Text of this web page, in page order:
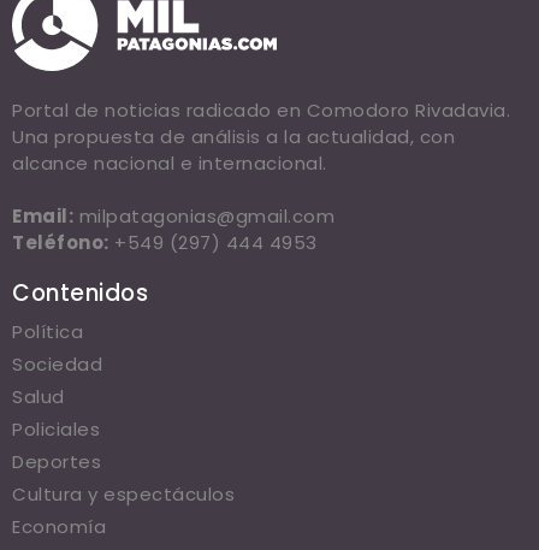
Portal de noticias radicado en Comodoro Rivadavia.
Una propuesta de análisis a la actualidad, con
alcance nacional e internacional.
Email: milpatagonias@gmail.com
Teléfono: +549 (297) 444 4953
Contenidos
Política
Sociedad
Salud
Policiales
Deportes
Cultura y espectáculos
Economía